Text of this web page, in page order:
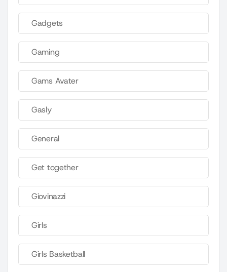
Gadgets
Gaming
Gams Avater
Gasly
General
Get together
Giovinazzi
Girls
Girls Basketball